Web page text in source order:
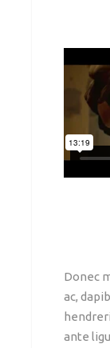
Donec
ac,
ante